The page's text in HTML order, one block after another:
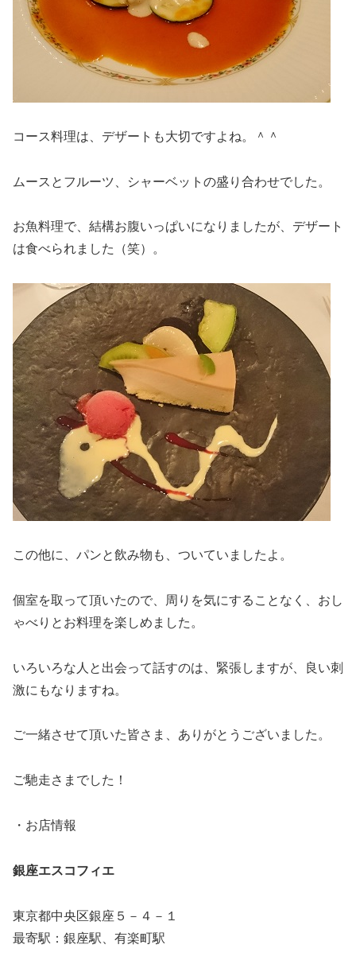
コース料理は、デザートも大切ですよね。＾＾
ムースとフルーツ、シャーベットの盛り合わせでした。
お魚料理で、結構お腹いっぱいになりましたが、デザート
は食べられました（笑）。
この他に、パンと飲み物も、ついていましたよ。
個室を取って頂いたので、周りを気にすることなく、おし
ゃべりとお料理を楽しめました。
いろいろな人と出会って話すのは、緊張しますが、良い刺
激にもなりますね。
ご一緒させて頂いた皆さま、ありがとうございました。
ご馳走さまでした！
・お店情報
銀座エスコフィエ
東京都中央区銀座５－４－１
最寄駅：銀座駅、有楽町駅